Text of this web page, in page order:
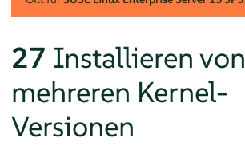
27 Installieren von
mehreren Kernel-
Versionen